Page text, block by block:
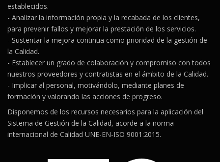
establecidos.
- Analizar la información propia y la recabada de los clientes,
para prevenir fallos y mejorar la prestación de los servicios.
- Sustentar la mejora continua como prioridad de la gestión de
la Calidad.
- Establecer un grado de colaboración y compromiso con todos
nuestros proveedores y contratistas en el ámbito de la Calidad.
- Implicar al personal, motivándolo, mediante planes de
formación y valorando las acciones de progreso.
Disponemos de los recursos necesarios para la aplicación del
Sistema de Gestión de la Calidad, acorde a la norma
internacional de Calidad UNE-EN-ISO 9001:2015.